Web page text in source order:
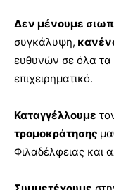
Δεν μένουμε
συγκάλυψη,
ευθυνών σε όλα τα
επιχειρηματικό.
Καταγγέλλουμε
τρομοκράτησης
Φιλαδέλφειας και